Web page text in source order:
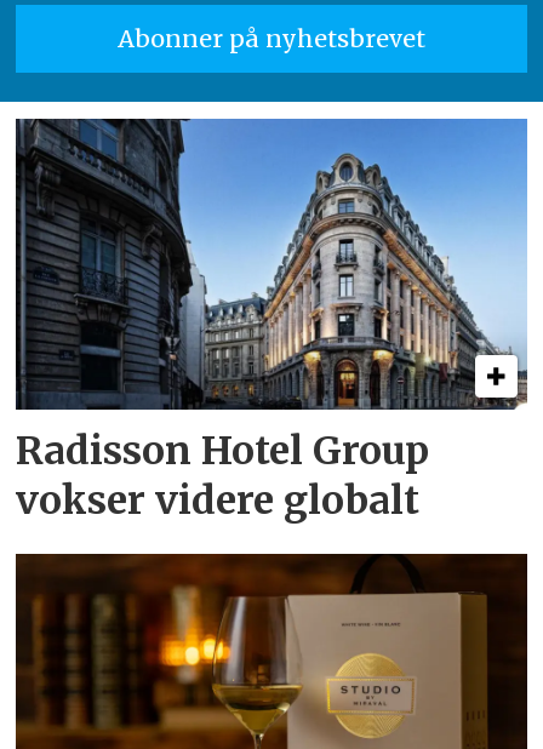
Radisson Hotel Group
vokser videre globalt